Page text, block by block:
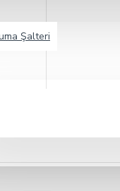
Şalteri